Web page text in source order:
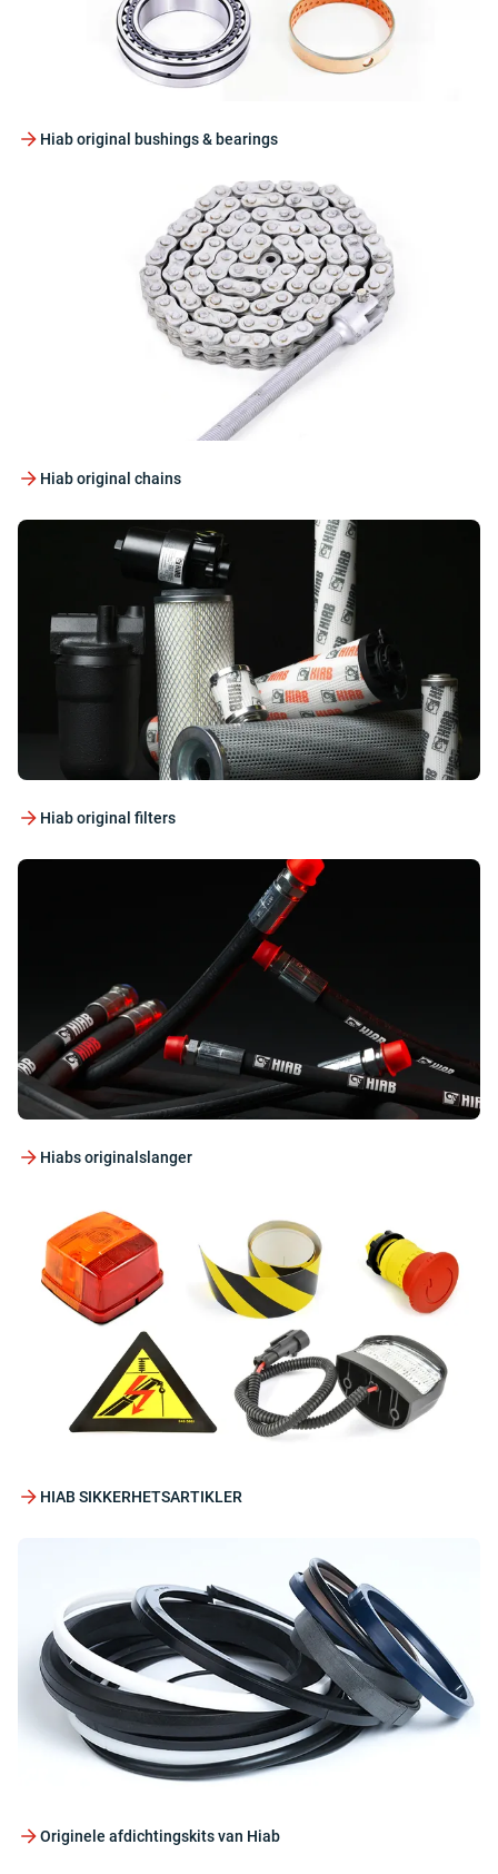
Hiab original bushings & bearings
Hiab original chains
Hiab original filters
Hiabs originalslanger
HIAB SIKKERHETSARTIKLER
Originele afdichtingskits van Hiab